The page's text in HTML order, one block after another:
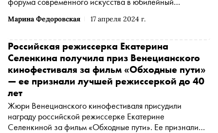
Марина Федоровская 17 апреля 2024 г.
искусствовед и куратор Марина Федоровская
Венецию, где в былые времена собиралась «вся
Москва»
Российская режиссерка Екатерина
Селенкина получила приз Венецианского
кинофестиваля за фильм «Обходные пути»
— ее признали лучшей режиссеркой до 40
лет
Жюри Венецианского кинофестиваля присудили
награду российской режиссерке Екатерине
Селенкиной за фильм «Обходные пути». Ее признали